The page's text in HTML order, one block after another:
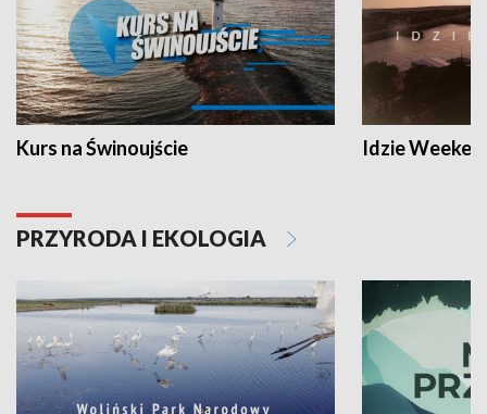
Kurs na Świnoujście Idzie
PRZYRODA I EKOLOGIA